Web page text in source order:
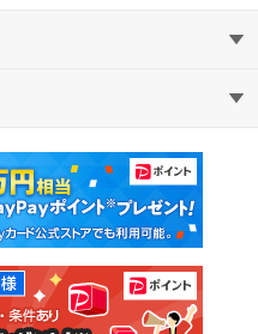
中古マンション
中古一戸建て
土地
教えて！住まいの先生